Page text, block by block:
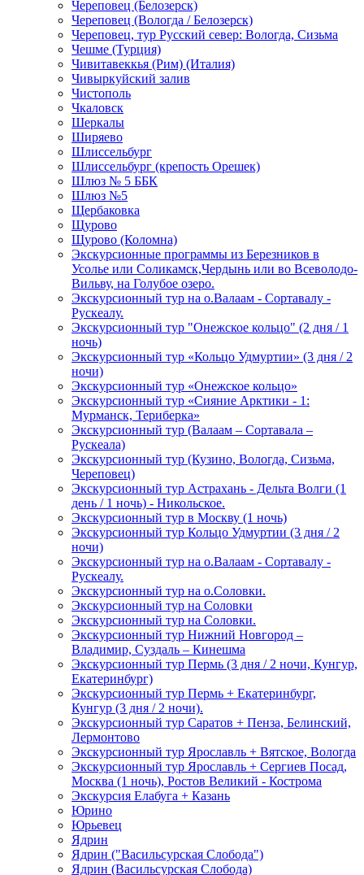
Череповец (Белозерск)
Череповец (Вологда / Белозерск)
Череповец, тур Русский север: Вологда, Сизьма
Чешме (Турция)
Чивитавеккья (Рим) (Италия)
Чивыркуйский залив
Чистополь
Чкаловск
Шеркалы
Ширяево
Шлиссельбург
Шлиссельбург (крепость Орешек)
Шлюз № 5 ББК
Шлюз №5
Щербаковка
Щурово
Щурово (Коломна)
Экскурсионные программы из Березников в
Усолье или Соликамск,Чердынь или во Всеволодо-
Вильву, на Голубое озеро.
Экскурсионный тур на о.Валаам - Сортавалу -
Рускеалу.
Экскурсионный тур "Онежское кольцо" (2 дня / 1
ночь)
Экскурсионный тур «Кольцо Удмуртии» (3 дня / 2
ночи)
Экскурсионный тур «Онежское кольцо»
Экскурсионный тур «Сияние Арктики - 1:
Мурманск, Териберка»
Экскурсионный тур (Валаам – Сортавала –
Рускеала)
Экскурсионный тур (Кузино, Вологда, Сизьма,
Череповец)
Экскурсионный тур Астрахань - Дельта Волги (1
день / 1 ночь) - Никольское.
Экскурсионный тур в Москву (1 ночь)
Экскурсионный тур Кольцо Удмуртии (3 дня / 2
ночи)
Экскурсионный тур на о.Валаам - Сортавалу -
Рускеалу.
Экскурсионный тур на о.Соловки.
Экскурсионный тур на Соловки
Экскурсионный тур на Соловки.
Экскурсионный тур Нижний Новгород –
Владимир, Суздаль – Кинешма
Экскурсионный тур Пермь (3 дня / 2 ночи, Кунгур,
Екатеринбург)
Экскурсионный тур Пермь + Екатеринбург,
Кунгур (3 дня / 2 ночи).
Экскурсионный тур Саратов + Пенза, Белинский,
Лермонтово
Экскурсионный тур Ярославль + Вятское, Вологда
Экскурсионный тур Ярославль + Сергиев Посад,
Москва (1 ночь), Ростов Великий - Кострома
Экскурсия Елабуга + Казань
Юрино
Юрьевец
Ядрин
Ядрин ("Васильсурская Слобода")
Ядрин (Васильсурская Слобода)